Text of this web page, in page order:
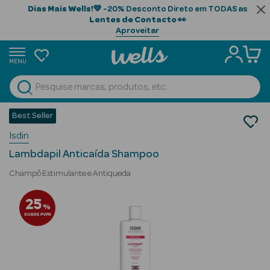
Dias Mais Wells!💙 -20% Desconto Direto em TODAS as
Lentes de Contacto👀
Aproveitar
MENU
Ver Tudo
Beauty Season
Beauty Season
Cabelo
Profissional
Beauty Season
Cosmética
Cabelo
Limpeza
Champôs
Best Seller
Isdin
Lambdapil Anticaída Shampoo
Champô Estimulante e Antiqueda
25%
SOBRE PVPR